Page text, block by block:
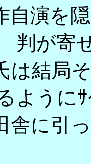
自演を
判が寄
は結局
ように
舎に引